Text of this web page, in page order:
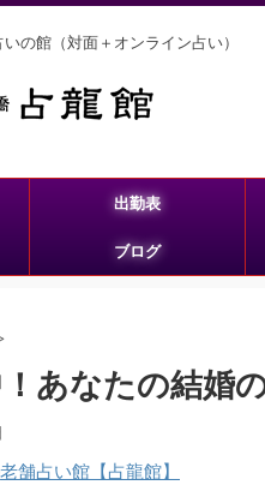
の館（対面＋オンライン占い）
出勤表
ブログ
あなたの結婚
老舗占い館【占龍館】